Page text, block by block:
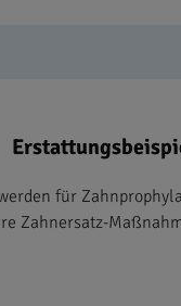
für
Zahnersatz-